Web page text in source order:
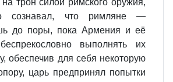
трон силой римского оружия,
сознавал, что римляне —
до поры, пока Армения и её
выполнять их
обеспечив для себя некоторую
царь предпринял попытки